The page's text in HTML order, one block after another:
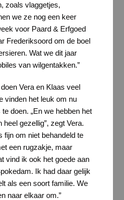
zoals vlaggetjes,
we ze nog een keer
voor Paard & Erfgoed
Frederiksoord om de boel
Wat we dit jaar
van wilgentakken.”
Vera en Klaas veel
vinden het leuk om nu
doen. „En we hebben het
gezellig”, zegt Vera.
fijn om niet behandeld te
een rugzakje, maar
vind ik ook het goede aan
Ik had daar gelijk
als een soort familie. We
naar elkaar om.”